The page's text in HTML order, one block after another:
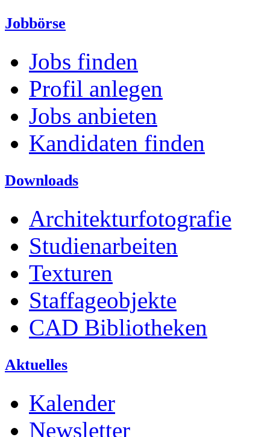
Jobbörse
Jobs finden
Profil anlegen
Jobs anbieten
Kandidaten finden
Downloads
Architekturfotografie
Studienarbeiten
Texturen
Staffageobjekte
CAD Bibliotheken
Aktuelles
Kalender
Newsletter